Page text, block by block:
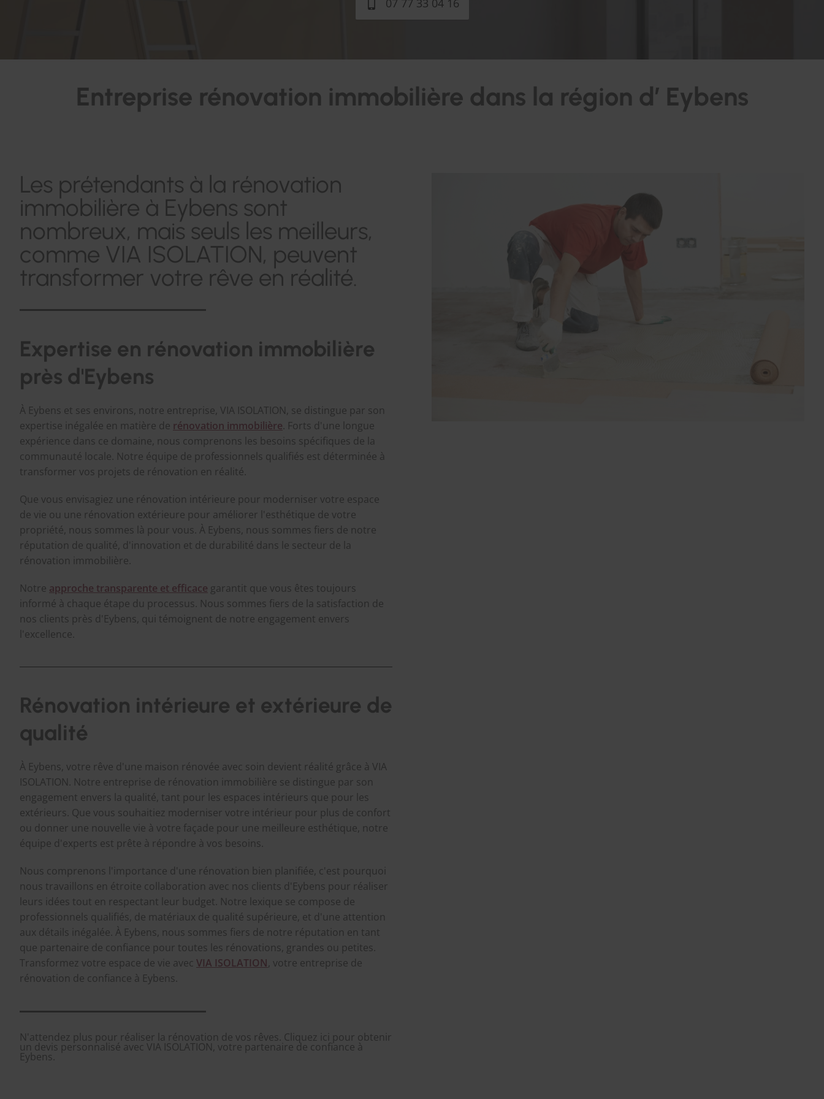
07 77 33 04 16
Entreprise rénovation immobilière dans la région d’ Eybens
Les prétendants à la rénovation
immobilière à Eybens sont
nombreux, mais seuls les meilleurs,
comme VIA ISOLATION, peuvent
transformer votre rêve en réalité.
Expertise en rénovation immobilière
près d'Eybens
À Eybens et ses environs, notre entreprise, VIA ISOLATION, se distingue par son
expertise inégalée en matière de rénovation immobilière. Forts d'une longue
expérience dans ce domaine, nous comprenons les besoins spécifiques de la
communauté locale. Notre équipe de professionnels qualifiés est déterminée à
transformer vos projets de rénovation en réalité.
Que vous envisagiez une rénovation intérieure pour moderniser votre espace
de vie ou une rénovation extérieure pour améliorer l'esthétique de votre
propriété, nous sommes là pour vous. À Eybens, nous sommes fiers de notre
réputation de qualité, d'innovation et de durabilité dans le secteur de la
rénovation immobilière.
Notre approche transparente et efficace garantit que vous êtes toujours
informé à chaque étape du processus. Nous sommes fiers de la satisfaction de
nos clients près d'Eybens, qui témoignent de notre engagement envers
l'excellence.
Rénovation intérieure et extérieure de
qualité
À Eybens, votre rêve d'une maison rénovée avec soin devient réalité grâce à VIA
ISOLATION. Notre entreprise de rénovation immobilière se distingue par son
engagement envers la qualité, tant pour les espaces intérieurs que pour les
extérieurs. Que vous souhaitiez moderniser votre intérieur pour plus de confort
ou donner une nouvelle vie à votre façade pour une meilleure esthétique, notre
équipe d'experts est prête à répondre à vos besoins.
Nous comprenons l'importance d'une rénovation bien planifiée, c'est pourquoi
nous travaillons en étroite collaboration avec nos clients d'Eybens pour réaliser
leurs idées tout en respectant leur budget. Notre lexique se compose de
professionnels qualifiés, de matériaux de qualité supérieure, et d'une attention
aux détails inégalée. À Eybens, nous sommes fiers de notre réputation en tant
que partenaire de confiance pour toutes les rénovations, grandes ou petites.
Transformez votre espace de vie avec VIA ISOLATION, votre entreprise de
rénovation de confiance à Eybens.
N'attendez plus pour réaliser la rénovation de vos rêves. Cliquez ici pour obtenir
un devis personnalisé avec VIA ISOLATION, votre partenaire de confiance à
Eybens.